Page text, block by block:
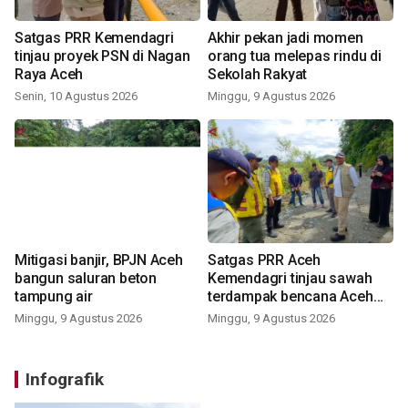
Satgas PRR Kemendagri
tinjau proyek PSN di Nagan
Raya Aceh
Senin, 10 Agustus 2026
Akhir pekan jadi momen
orang tua melepas rindu di
Sekolah Rakyat
Minggu, 9 Agustus 2026
Mitigasi banjir, BPJN Aceh
bangun saluran beton
tampung air
Minggu, 9 Agustus 2026
Satgas PRR Aceh
Kemendagri tinjau sawah
terdampak bencana Aceh
Barat
Minggu, 9 Agustus 2026
Infografik